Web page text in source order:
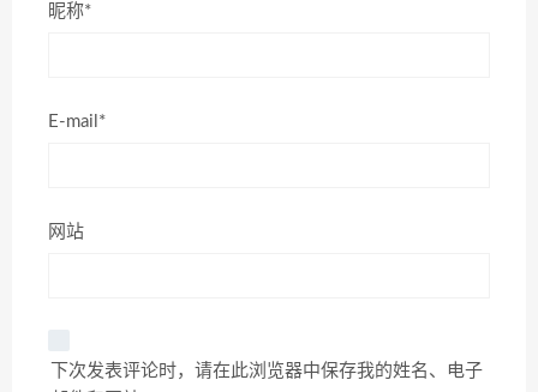
昵称*
E-mail*
网站
下次发表评论时，请在此浏览器中保存我的姓名、电子